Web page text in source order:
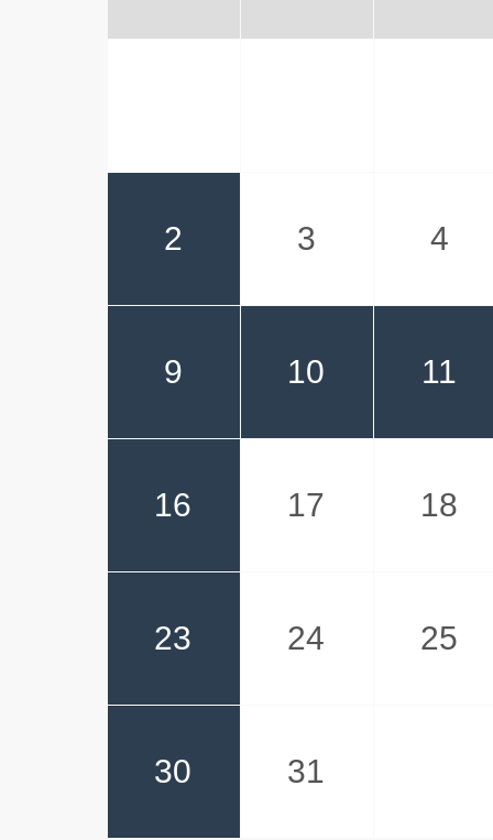
2 3 4
9 10 11
16 17 18
23 24 25
30 31